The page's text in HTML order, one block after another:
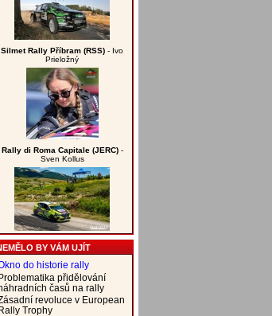
Silmet Rally Příbram (RSS) - Ivo
Prieložný
Rally di Roma Capitale (JERC)-
Sven Kollus
BY VÁM UJÍT
do historie rally
přidělování
časů na rally
revoluce v European
Trophy